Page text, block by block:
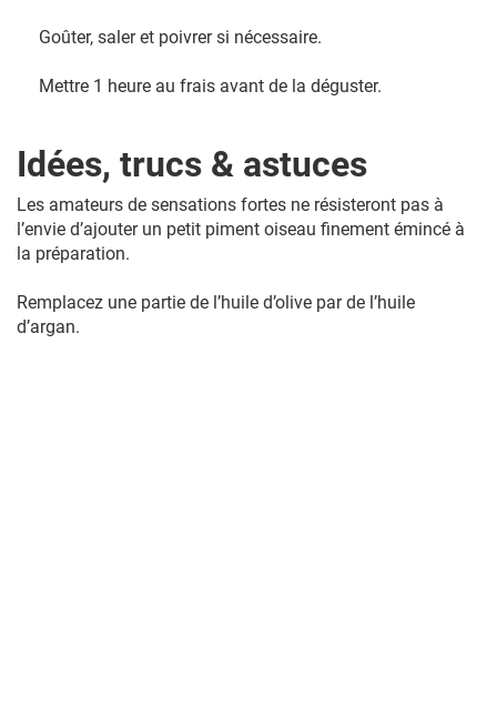
Goûter, saler et poivrer si nécessaire.
Mettre 1 heure au frais avant de la déguster.
Idées, trucs & astuces
Les amateurs de sensations fortes ne résisteront pas à
l’envie d’ajouter un petit piment oiseau finement émincé à
la préparation.
Remplacez une partie de l’huile d’olive par de l’huile
d’argan.